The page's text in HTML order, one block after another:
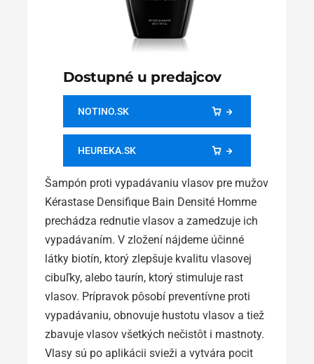
Dostupné u predajcov
NOTINO.SK
HEUREKA.SK
Šampón proti vypadávaniu vlasov pre mužov
Kérastase Densifique Bain Densité Homme
prechádza rednutie vlasov a zamedzuje ich
vypadávaním. V zložení nájdeme účinné
látky biotín, ktorý zlepšuje kvalitu vlasovej
cibuľky, alebo taurín, ktorý stimuluje rast
vlasov. Prípravok pôsobí preventívne proti
vypadávaniu, obnovuje hustotu vlasov a tiež
zbavuje vlasov všetkých nečistôt i mastnoty.
Vlasy sú po aplikácii svieži a vytvára pocit